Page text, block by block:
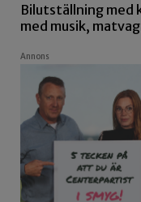
Bilutställning med
med musik,
Annons